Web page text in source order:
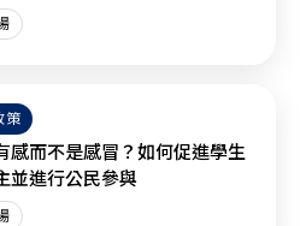
策
感而不是感冒？如何促進學生
並進行公民參與